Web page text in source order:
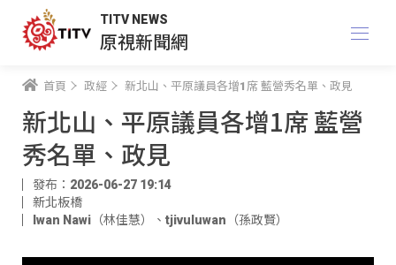
TITV NEWS
原視新聞網
首頁 政經 新北山、平原議員各增1席 藍營秀名單、政見
新北山、平原議員各增1席 藍營
秀名單、政見
發布：2026-06-27 19:14
新北板橋
Iwan Nawi（林佳慧）
、 tjivuluwan（孫政賢）